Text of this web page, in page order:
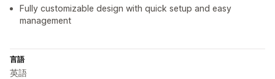
Fully customizable design with quick setup and easy
management
言語
英語